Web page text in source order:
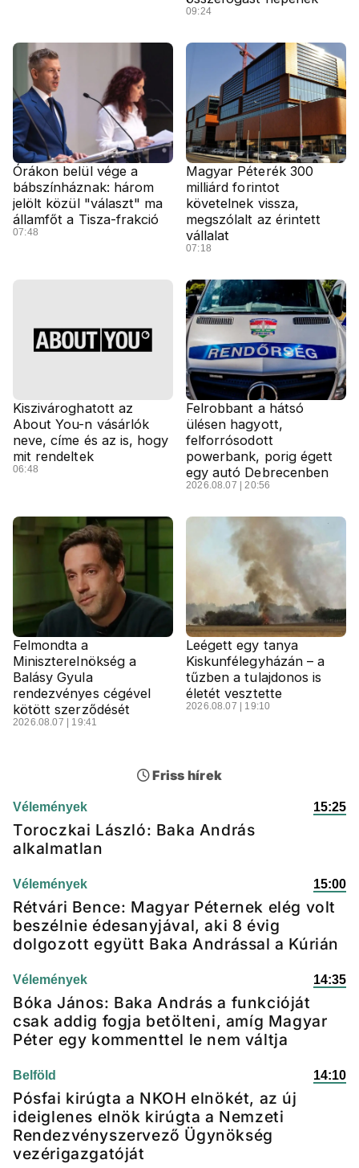
09:24
Órákon belül vége a
bábszínháznak: három
jelölt közül "választ" ma
államfőt a Tisza-frakció
07:48
Magyar Péterék 300
milliárd forintot
követelnek vissza,
megszólalt az érintett
vállalat
07:18
Kiszivároghatott az
About You-n vásárlók
neve, címe és az is, hogy
mit rendeltek
06:48
Felrobbant a hátsó
ülésen hagyott,
felforrósodott
powerbank, porig égett
egy autó Debrecenben
2026.08.07 | 20:56
Felmondta a
Miniszterelnökség a
Balásy Gyula
rendezvényes cégével
kötött szerződését
2026.08.07 | 19:41
Leégett egy tanya
Kiskunfélegyházán – a
tűzben a tulajdonos is
életét vesztette
2026.08.07 | 19:10
Friss hírek
Vélemények 15:25
Toroczkai László: Baka András
alkalmatlan
Vélemények 15:00
Rétvári Bence: Magyar Péternek elég volt
beszélnie édesanyjával, aki 8 évig
dolgozott együtt Baka Andrással a Kúrián
Vélemények 14:35
Bóka János: Baka András a funkcióját
csak addig fogja betölteni, amíg Magyar
Péter egy kommenttel le nem váltja
Belföld 14:10
Pósfai kirúgta a NKOH elnökét, az új
ideiglenes elnök kirúgta a Nemzeti
Rendezvényszervező Ügynökség
vezérigazgatóját